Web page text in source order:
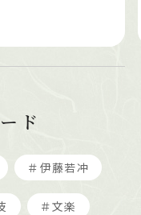
ド
＃伊藤若冲
＃文楽